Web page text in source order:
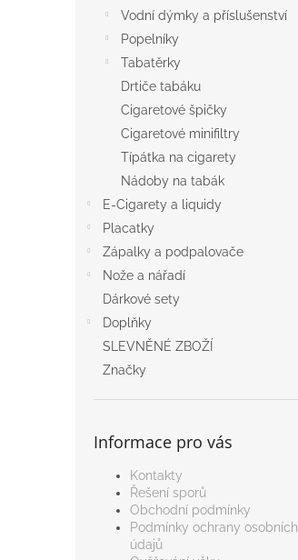
Vodní dýmky a příslušenství
Popelníky
Tabatěrky
Drtiče tabáku
Cigaretové špičky
Cigaretové minifiltry
Típátka na cigarety
Nádoby na tabák
E-Cigarety a liquidy
Placatky
Zápalky a podpalovače
Nože a nářadí
Dárkové sety
Doplňky
SLEVNĚNÉ ZBOŽÍ
Značky
Informace pro vás
Kontakty
Řešení sporů
Obchodní podmínky
Podmínky ochrany osobních
údajů